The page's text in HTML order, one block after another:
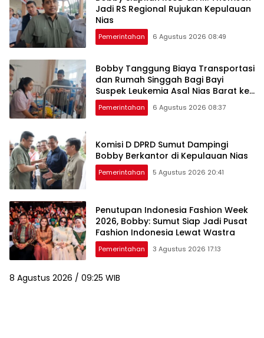
Jadi RS Regional Rujukan Kepulauan
Nias
Pemerintahan 6 Agustus 2026 08:49
Bobby Tanggung Biaya Transportasi
dan Rumah Singgah Bagi Bayi
Suspek Leukemia Asal Nias Barat ke
Medan
Pemerintahan 6 Agustus 2026 08:37
Komisi D DPRD Sumut Dampingi
Bobby Berkantor di Kepulauan Nias
Pemerintahan 5 Agustus 2026 20:41
Penutupan Indonesia Fashion Week
2026, Bobby: Sumut Siap Jadi Pusat
Fashion Indonesia Lewat Wastra
Pemerintahan 3 Agustus 2026 17:13
8 Agustus 2026 / 09:25 WIB